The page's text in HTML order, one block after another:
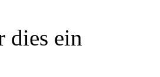
dies ein